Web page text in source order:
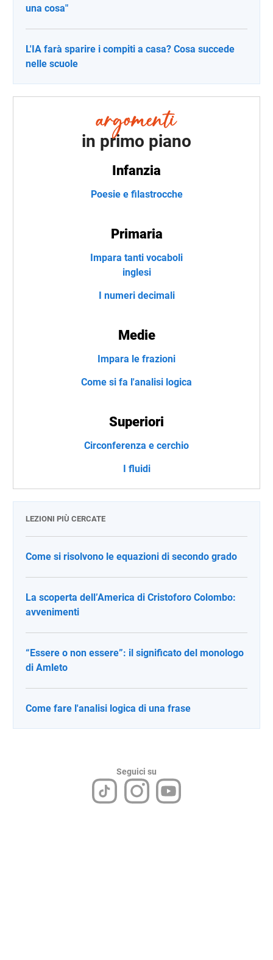
una cosa"
L'IA farà sparire i compiti a casa? Cosa succede
nelle scuole
in primo piano
Infanzia
Poesie e filastrocche
Primaria
Impara tanti vocaboli
inglesi
I numeri decimali
Medie
Impara le frazioni
Come si fa l'analisi logica
Superiori
Circonferenza e cerchio
I fluidi
LEZIONI PIÙ CERCATE
Come si risolvono le equazioni di secondo grado
La scoperta dell’America di Cristoforo Colombo:
avvenimenti
“Essere o non essere”: il significato del monologo
di Amleto
Come fare l'analisi logica di una frase
Seguici su